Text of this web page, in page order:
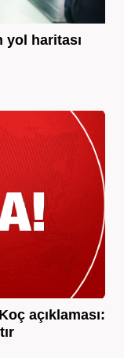
yol haritası
açıklaması: